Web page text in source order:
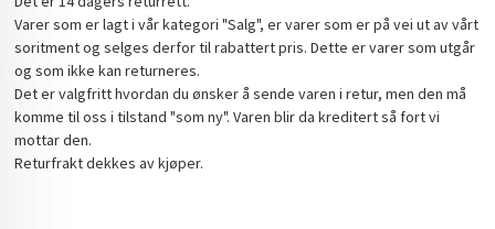
Varer som er lagt i vår kategori "Salg", er varer som er på vei ut av vårt
soritment og selges derfor til rabattert pris. Dette er varer som utgår
og som ikke kan returneres.
Det er valgfritt hvordan du ønsker å sende varen i retur, men den må
komme til oss i tilstand "som ny". Varen blir da kreditert så fort vi
mottar den.
Returfrakt dekkes av kjøper.